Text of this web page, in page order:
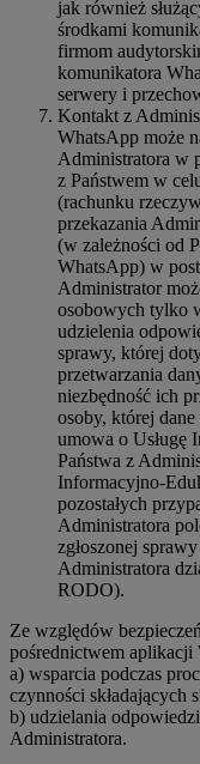
jak również
środkami
firmom
komunikatora
serwery i
Kontakt z
WhatsApp może
Administratora w
z Państwem w
(rachunku
przekazania
(w zależności od
WhatsApp) w
Administrator
osobowych tylko
udzielenia
sprawy, której
przetwarzania
niezbędność ich
osoby, której
umowa o Usługę
Państwa z
Informacyjno-
pozostałych
Administratora
zgłoszonej
Administratora
RODO).
Ze względów
pośrednictwem aplikacji
a) wsparcia podczas
czynności składających
b) udzielania
Administratora.